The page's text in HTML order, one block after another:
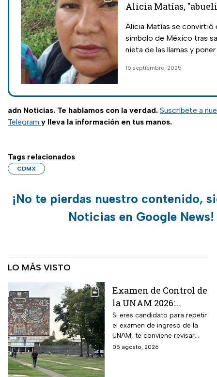
Alicia Matías,
Alicia Matías se convirtió
símbolo de México tras
nieta de las llamas y
leyenda “Santa Martha
15 septiembre, 2025
adn Noticias. Te hablamos con la verdad. Suscríbete a
Telegram y lleva la información en tus manos.
Tags relacionados
CDMX
¡No te pierdas nuestro contenido,
Noticias en Google News!
LO MÁS VISTO
Examen de Control de
la UNAM 2026:
¿Cuántos aciertos
piden en las carreras
más solicitadas?
Si eres candidato para repetir
el examen de ingreso de la
UNAM, te conviene revisar
cuántos aciertos deberás de
05 agosto, 2026